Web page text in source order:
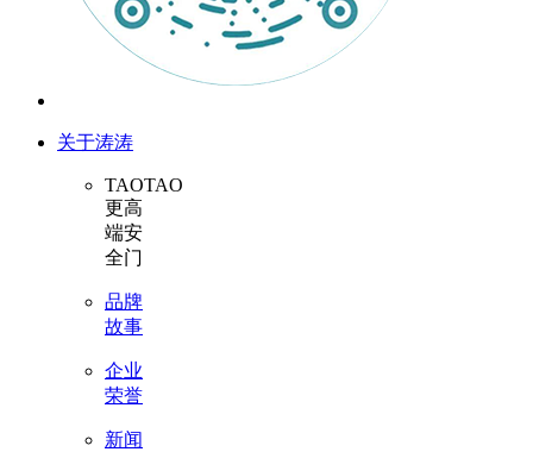
关于涛涛
TAOTAO
更高
端安
全门
品牌
故事
企业
荣誉
新闻